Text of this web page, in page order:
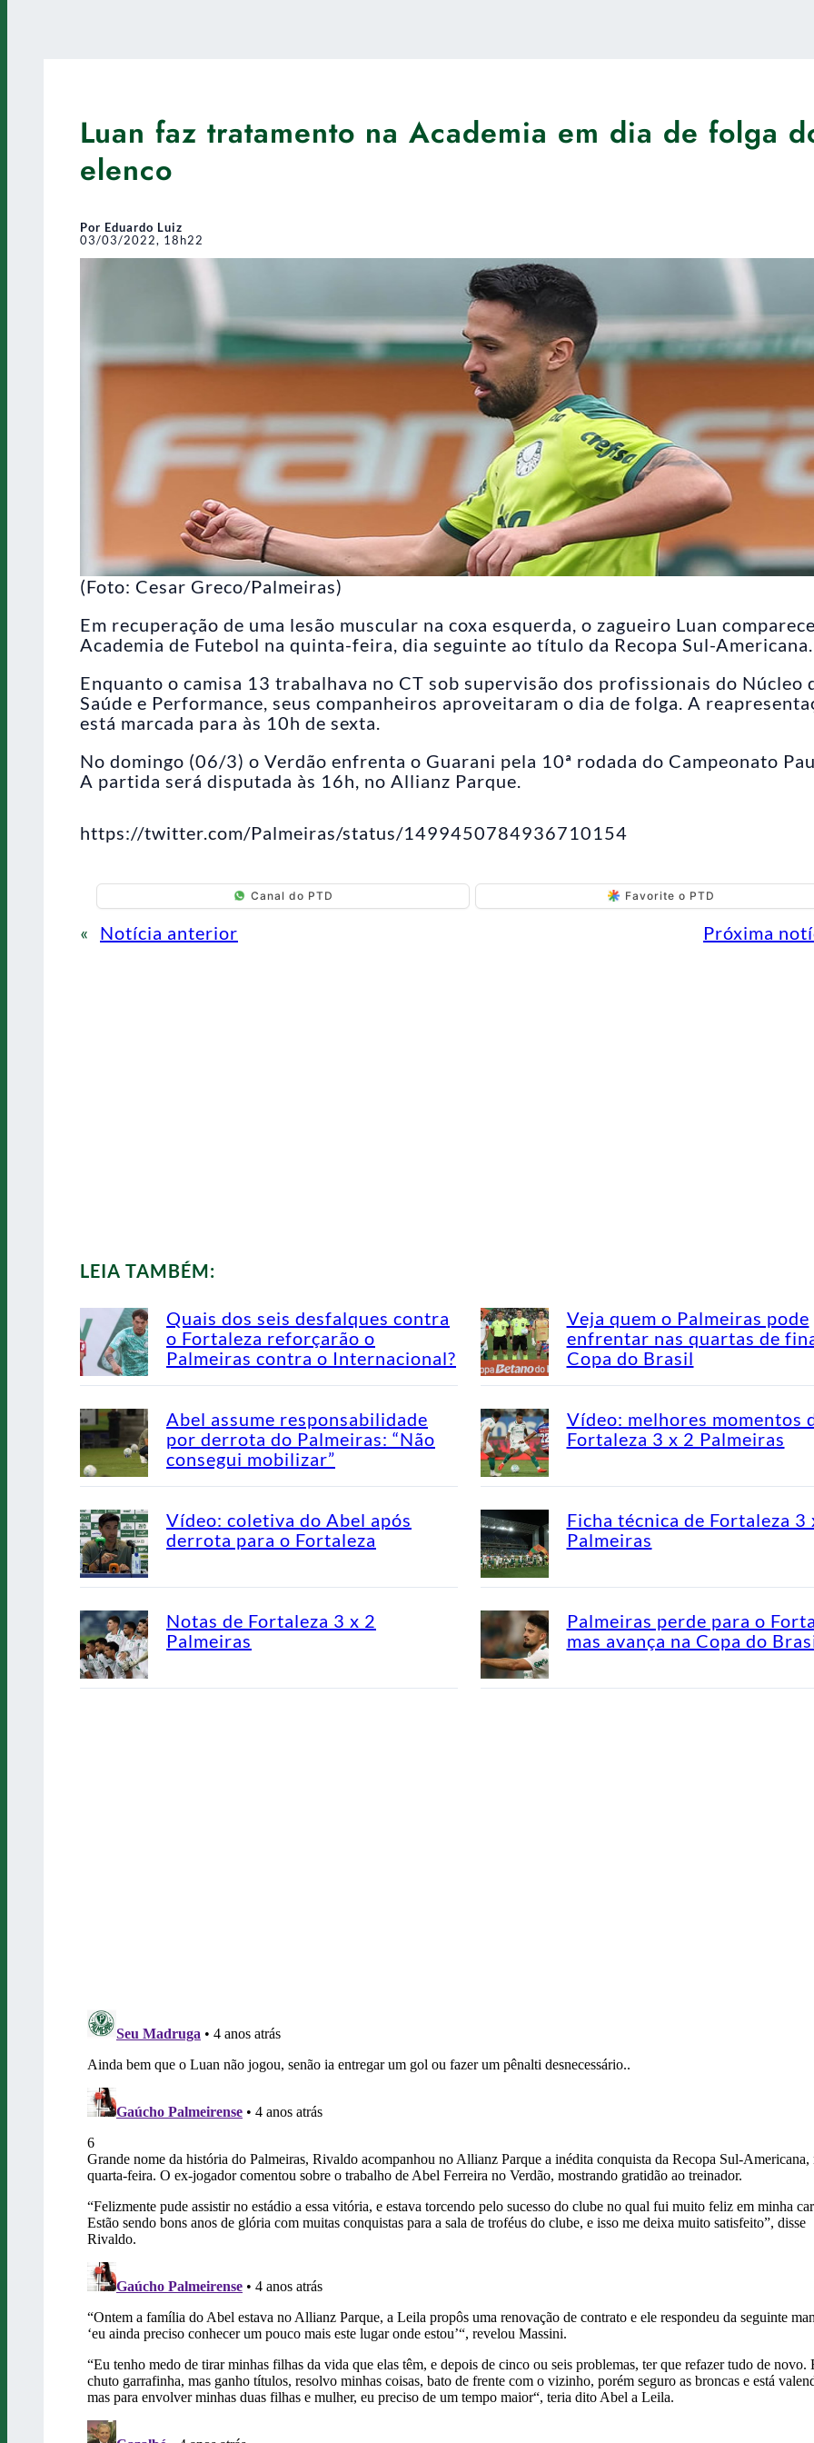
Luan faz tratamento na Academia em dia de folga
elenco
Por Eduardo Luiz
03/03/2022, 18h22
(Foto: Cesar Greco/Palmeiras)
Em recuperação de uma lesão muscular na coxa esquerda, o zagueiro Luan
Academia de Futebol na quinta-feira, dia seguinte ao título da Recopa Sul-Americana.
Enquanto o camisa 13 trabalhava no CT sob supervisão dos profissionais do Núcleo
Saúde e Performance, seus companheiros aproveitaram o dia de folga. A
está marcada para às 10h de sexta.
No domingo (06/3) o Verdão enfrenta o Guarani pela 10ª rodada do Campeonato
A partida será disputada às 16h, no Allianz Parque.
https://twitter.com/Palmeiras/status/1499450784936710154
Canal do PTD Favorite o PTD
« Notícia anterior Próxima
LEIA TAMBÉM:
Quais dos seis desfalques contra
o Fortaleza reforçarão o
Palmeiras contra o Internacional?
Veja quem o Palmeiras pode
enfrentar nas quartas de
Copa do Brasil
Abel assume responsabilidade
por derrota do Palmeiras: “Não
consegui mobilizar”
Vídeo: melhores momentos
Fortaleza 3 x 2 Palmeiras
Vídeo: coletiva do Abel após
derrota para o Fortaleza
Ficha técnica de Fortaleza 3
Palmeiras
Notas de Fortaleza 3 x 2
Palmeiras
Palmeiras perde para o
mas avança na Copa do